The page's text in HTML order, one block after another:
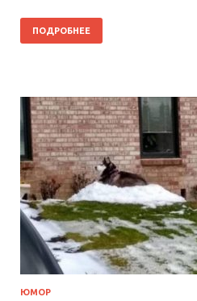
ПОДРОБНЕЕ
ЮМОР